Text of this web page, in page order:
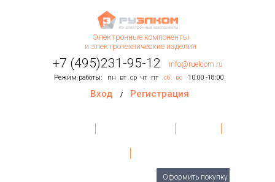
Электронные компоненты
и электротехнические изделия
+7 (495)231-95-12 info@ruelcom.ru
Режим работы: пн вт ср чт пт сб вс 10:00 -18:00
Вход / Регистрация
Оформить покупку